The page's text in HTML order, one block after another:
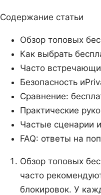
Содержание статьи
Обзор топовых
Как выбрать
Часто
Безопасность
Сравнение:
Практические
Частые сценарии
FAQ: ответы на
Обзор топовых
часто
блокировок. У